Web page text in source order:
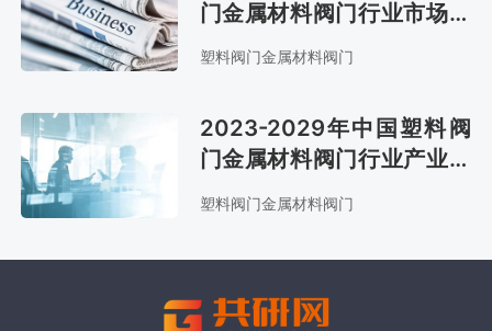
门金属材料阀门行业市场现
状分析及发展战略咨询报告
塑料阀门金属材料阀门
2023-2029年中国塑料阀
门金属材料阀门行业产业链
全景研究及市场前景评估报
告
塑料阀门金属材料阀门